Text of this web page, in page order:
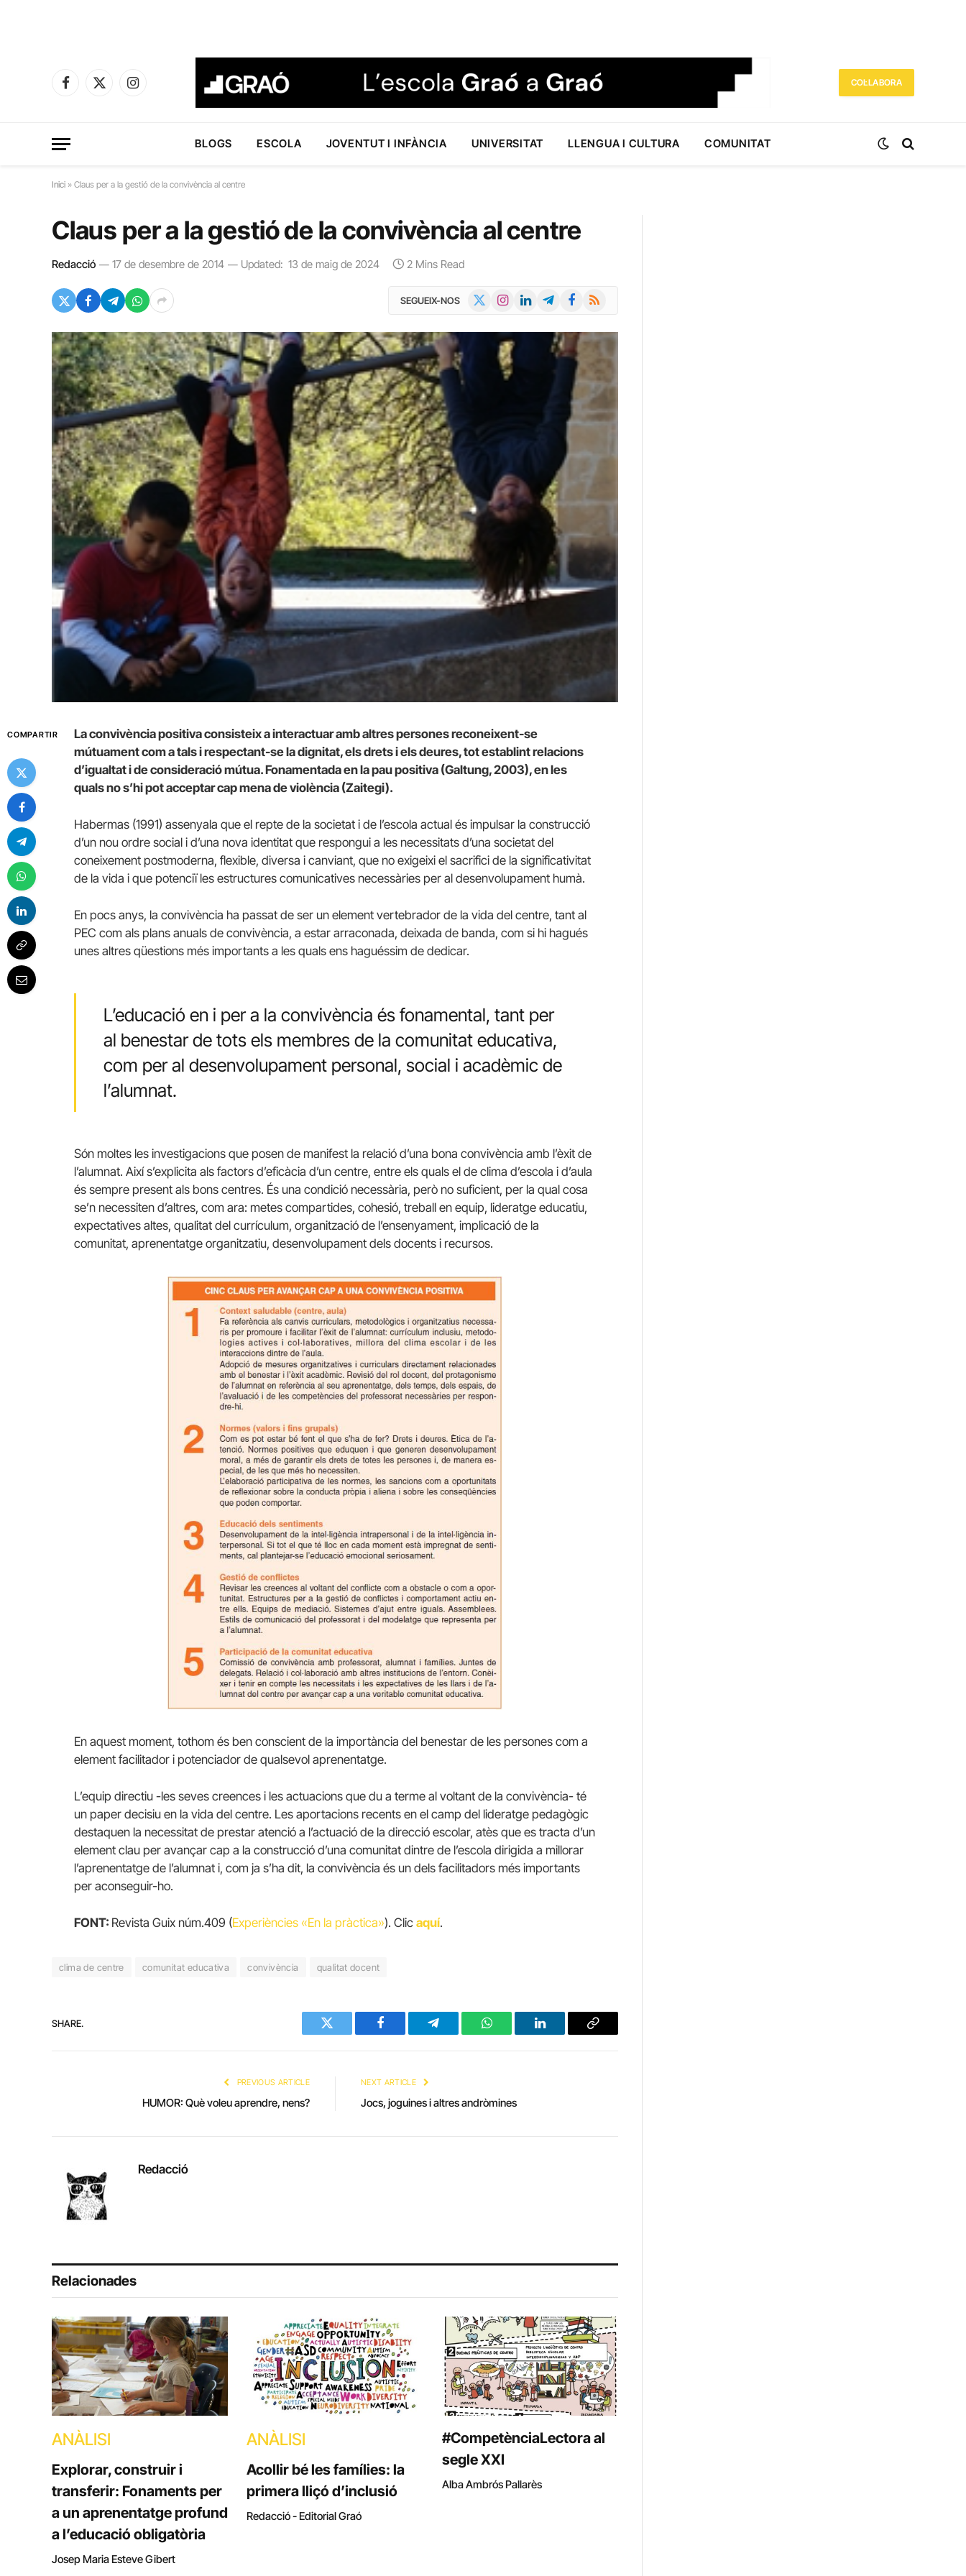
Facebook
X
Instagram
COL·LABORA
BLOGS ESCOLA JOVENTUT I INFÀNCIA UNIVERSITAT LLENGUA I CULTURA COMUNITAT
Inici » Claus per a la gestió de la convivència al centre
Claus per a la gestió de la convivència al centre
Redacció 17 de desembre de 2014 Updated: 13 de maig de 2024 2 Mins Read
SEGUEIX-NOS InstagramLinkedInTelegramFacebook
RSS
COMPARTIR
La convivència positiva consisteix a interactuar amb altres persones reconeixent-se
mútuament com a tals i respectant-se la dignitat, els drets i els deures, tot establint relacions
d’igualtat i de consideració mútua. Fonamentada en la pau positiva (Galtung, 2003), en les
quals no s’hi pot acceptar cap mena de violència (Zaitegi).
Habermas (1991) assenyala que el repte de la societat i de l’escola actual és impulsar la construcció
d’un nou ordre social i d’una nova identitat que respongui a les necessitats d’una societat del
coneixement postmoderna, flexible, diversa i canviant, que no exigeixi el sacrifici de la significativitat
de la vida i que potenciï les estructures comunicatives necessàries per al desenvolupament humà.
En pocs anys, la convivència ha passat de ser un element vertebrador de la vida del centre, tant al
PEC com als plans anuals de convivència, a estar arraconada, deixada de banda, com si hi hagués
unes altres qüestions més importants a les quals ens haguéssim de dedicar.
L’educació en i per a la convivència és fonamental, tant per
al benestar de tots els membres de la comunitat educativa,
com per al desenvolupament personal, social i acadèmic de
l’alumnat.
Són moltes les investigacions que posen de manifest la relació d’una bona convivència amb l’èxit de
l’alumnat. Així s’explicita als factors d’eficàcia d’un centre, entre els quals el de clima d’escola i d’aula
és sempre present als bons centres. És una condició necessària, però no suficient, per la qual cosa
se’n necessiten d’altres, com ara: metes compartides, cohesió, treball en equip, lideratge educatiu,
expectatives altes, qualitat del currículum, organització de l’ensenyament, implicació de la
comunitat, aprenentatge organitzatiu, desenvolupament dels docents i recursos.
En aquest moment, tothom és ben conscient de la importància del benestar de les persones com a
element facilitador i potenciador de qualsevol aprenentatge.
L’equip directiu -les seves creences i les actuacions que du a terme al voltant de la convivència- té
un paper decisiu en la vida del centre. Les aportacions recents en el camp del lideratge pedagògic
destaquen la necessitat de prestar atenció a l’actuació de la direcció escolar, atès que es tracta d’un
element clau per avançar cap a la construcció d’una comunitat dintre de l’escola dirigida a millorar
l’aprenentatge de l’alumnat i, com ja s’ha dit, la convivència és un dels facilitadors més importants
per aconseguir-ho.
FONT: Revista Guix núm.409 (Experiències «En la pràctica»). Clic aquí.
clima de centre comunitat educativa convivència qualitat docent
SHARE.
Twitter Facebook Telegram WhatsAppLinkedIn Copy
PREVIOUS ARTICLE
HUMOR: Què voleu aprendre, nens?
NEXT ARTICLE
Jocs, joguines i altres andròmines
Redacció
Relacionades
ANÀLISI
Explorar, construir i
transferir: Fonaments per
a un aprenentatge profund
a l’educació obligatòria
Josep Maria Esteve Gibert
ANÀLISI
Acollir bé les famílies: la
primera lliçó d’inclusió
Redacció - Editorial Graó
#CompetènciaLectora al
segle XXI
Alba Ambrós Pallarès